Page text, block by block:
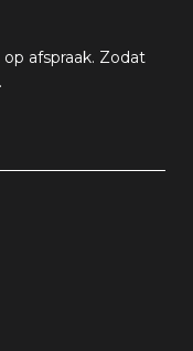
afspraak. Zodat